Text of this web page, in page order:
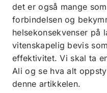
det er også mange
forbindelsen og
helsekonsekvenser på
vitenskapelig bevis
effektivitet. Vi skal ta
Ali og se hva alt
denne artikkelen.